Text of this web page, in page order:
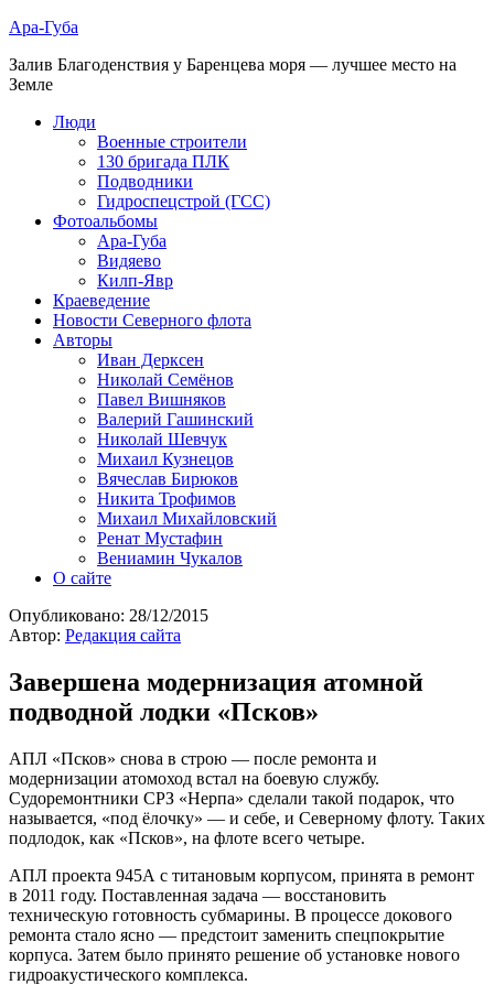
Ара-Губа
Залив Благоденствия у Баренцева моря — лучшее место на
Земле
Люди
Военные строители
130 бригада ПЛК
Подводники
Гидроспецстрой (ГСС)
Фотоальбомы
Ара-Губа
Видяево
Килп-Явр
Краеведение
Новости Северного флота
Авторы
Иван Дерксен
Николай Семёнов
Павел Вишняков
Валерий Гашинский
Николай Шевчук
Михаил Кузнецов
Вячеслав Бирюков
Никита Трофимов
Михаил Михайловский
Ренат Мустафин
Вениамин Чукалов
О сайте
Опубликовано: 28/12/2015
Автор: Редакция сайта
Завершена модернизация атомной
подводной лодки «Псков»
АПЛ «Псков» снова в строю — после ремонта и
модернизации атомоход встал на боевую службу.
Судоремонтники СРЗ «Нерпа» сделали такой подарок, что
называется, «под ёлочку» — и себе, и Северному флоту. Таких
подлодок, как «Псков», на флоте всего четыре.
АПЛ проекта 945А с титановым корпусом, принята в ремонт
в 2011 году. Поставленная задача — восстановить
техническую готовность субмарины. В процессе докового
ремонта стало ясно — предстоит заменить спецпокрытие
корпуса. Затем было принято решение об установке нового
гидроакустического комплекса.